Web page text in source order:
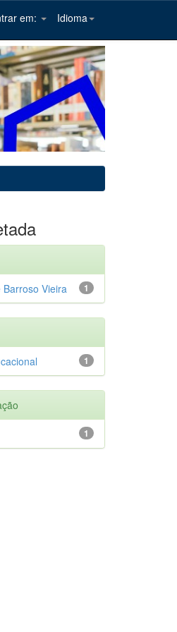
Idioma
em:
1
Barroso Vieira
1
1